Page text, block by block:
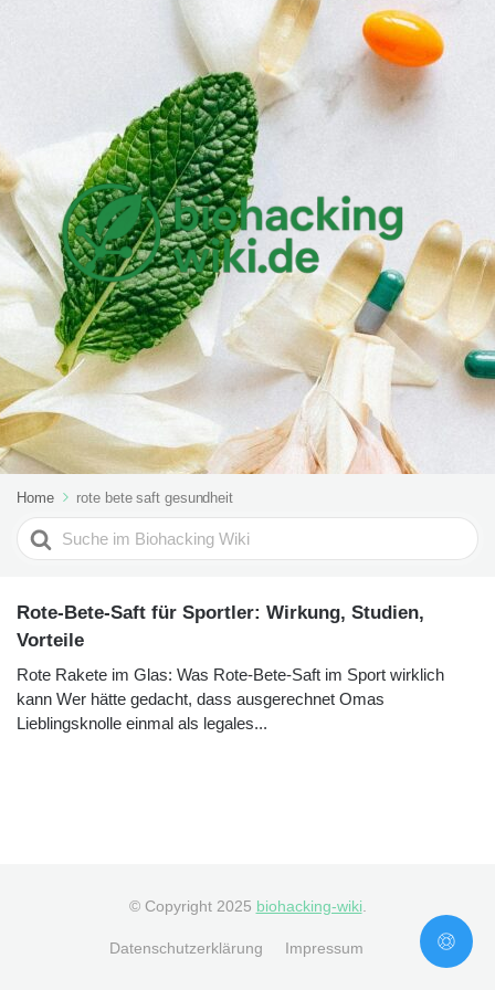
Home rote bete saft gesundheit
Search
For
Rote-Bete-Saft für Sportler: Wirkung, Studien,
Vorteile
Rote Rakete im Glas: Was Rote-Bete-Saft im Sport wirklich
kann Wer hätte gedacht, dass ausgerechnet Omas
Lieblingsknolle einmal als legales...
© Copyright 2025 biohacking-wiki
Datenschutzerklärung Impressum